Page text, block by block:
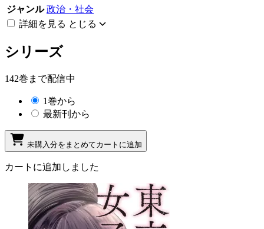
ジャンル 政治・社会
詳細を見る とじる
シリーズ
142巻まで配信中
1巻から
最新刊から
未購入分をまとめてカートに追加
カートに追加しました